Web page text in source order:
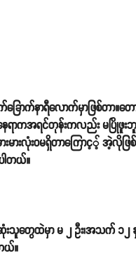
ခြောက်နာရီလောက်မှာဖြစ်တာ။
ရာကအရင်တုန်းကလည်း မပြိုဖူးဘူ
ားမားလုံးဝမရှိတာကြောင့့် အဲ့
ါတယ်။
သူတွေထဲမှာ မ ၂ ဦး၊အသက် ၁၂
ယ်။